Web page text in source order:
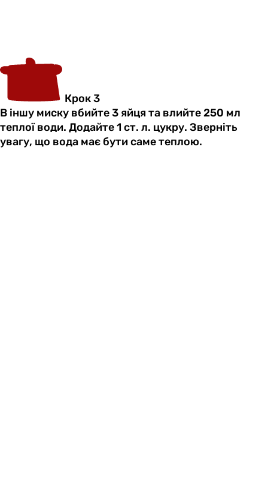
Крок 3
В іншу миску вбийте 3 яйця та влийте 250 мл
теплої води. Додайте 1 ст. л. цукру. Зверніть
увагу, що вода має бути саме теплою.